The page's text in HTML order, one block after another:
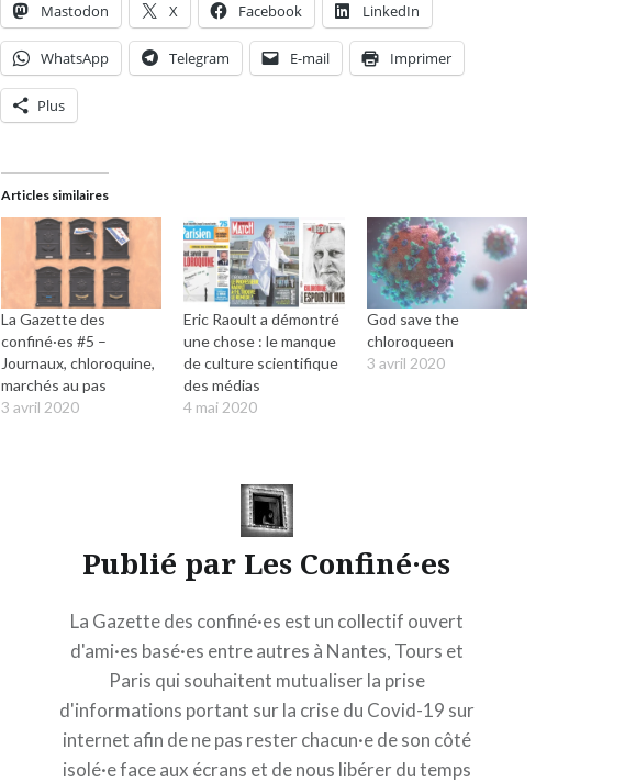
Mastodon X Facebook LinkedIn
WhatsApp Telegram E-mail Imprimer
Plus
Articles similaires
La Gazette des
confiné·es #5 –
Journaux, chloroquine,
marchés au pas
3 avril 2020
Eric Raoult a démontré
une chose : le manque
de culture scientifique
des médias
4 mai 2020
God save the
chloroqueen
3 avril 2020
Publié par Les Confiné·es
La Gazette des confiné·es est un collectif ouvert
d'ami·es basé·es entre autres à Nantes, Tours et
Paris qui souhaitent mutualiser la prise
d'informations portant sur la crise du Covid-19 sur
internet afin de ne pas rester chacun·e de son côté
isolé·e face aux écrans et de nous libérer du temps